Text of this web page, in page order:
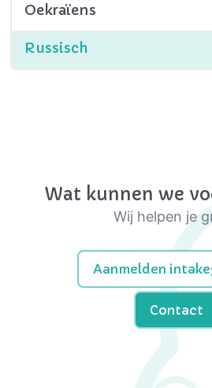
Oekraïens
Russisch
Wat kunnen we
Wij helpen je
Aanmelden
Contact